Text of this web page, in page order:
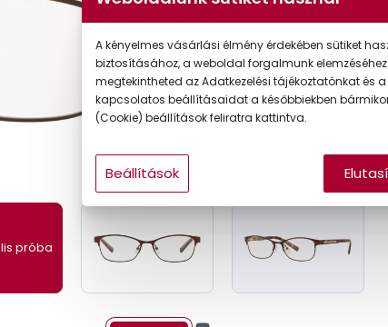
próba
A kényelmes vásárlási élmény érdekében sütiket
biztosításához, a weboldal forgalmunk
megtekintheted az Adatkezelési tájékoztatónkat és
kapcsolatos beállításaidat a későbbiekben
(Cookie) beállítások feliratra kattintva.
Beállítások